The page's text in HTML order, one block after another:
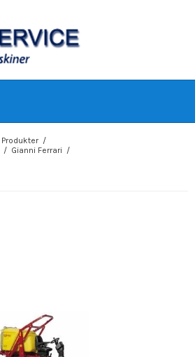
Produkter /
/ Gianni Ferrari /